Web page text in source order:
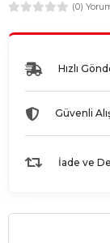
(0)
Hızlı
Güvenli
İade ve